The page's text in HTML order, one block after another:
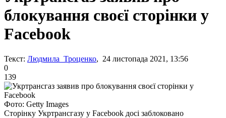
блокування своєї сторінки у
Facebook
Текст: Людмила Троценко, 24 листопада 2021, 13:56
0
139
Фото: Getty Images
Сторінку Укртрансгазу у Facebook досі заблоковано